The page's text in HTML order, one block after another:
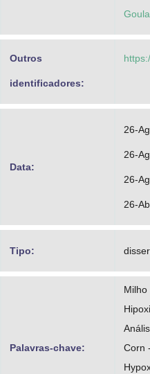
Outros
identificadores:
Data:
26-
26-
26-
26-
Tipo:
Palavras-chave:
Milho
Corn